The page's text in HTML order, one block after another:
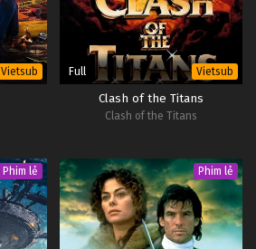
Vietsub Full Vietsub
Clash of the Titans
Clash of the Titans
Phim lẻ Phim lẻ